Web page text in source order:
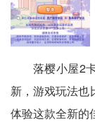
落樱小屋2
新，游戏玩法也
体验这款全新的